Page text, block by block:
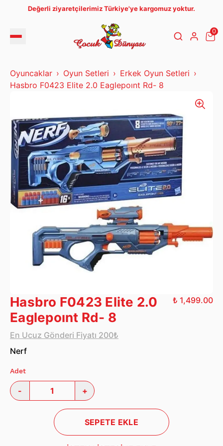
Değerli ziyaretçilerimiz Türkiye'ye kargomuz yoktur.
0
Oyuncaklar Oyun Setleri
Erkek Oyun Setleri
Hasbro F0423 Elite 2.0 Eaglepoınt Rd- 8
Hasbro F0423 Elite 2.0
Eaglepoınt Rd- 8
En Ucuz Gönderi Fiyatı 200₺
₺ 1,499.00
Nerf
Adet
- +
SEPETE EKLE